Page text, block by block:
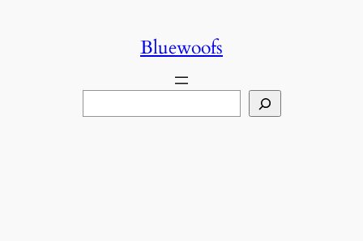
Bluewoofs
색